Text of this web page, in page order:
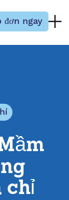
đơn ngay
chỉ